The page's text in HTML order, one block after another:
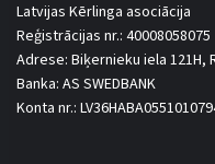
Latvijas Kērlinga asociācija
Reģistrācijas nr.: 40008058075
Adrese: Biķernieku iela 121H,
Banka: AS SWEDBANK
Konta nr.: